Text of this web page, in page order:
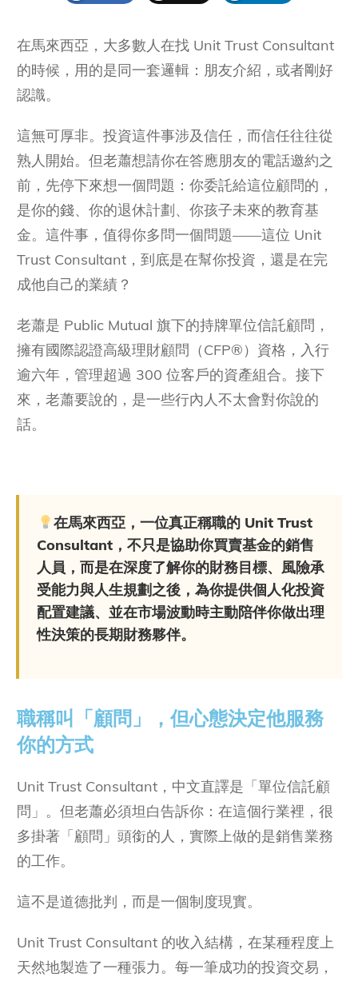
在馬來西亞，大多數人在找 Unit Trust Consultant
的時候，用的是同一套邏輯：朋友介紹，或者剛好
認識。
這無可厚非。投資這件事涉及信任，而信任往往從
熟人開始。但老蕭想請你在答應朋友的電話邀約之
前，先停下來想一個問題：你委託給這位顧問的，
是你的錢、你的退休計劃、你孩子未來的教育基
金。這件事，值得你多問一個問題——這位 Unit
Trust Consultant，到底是在幫你投資，還是在完
成他自己的業績？
老蕭是 Public Mutual 旗下的持牌單位信託顧問，
擁有國際認證高級理財顧問（CFP®）資格，入行
逾六年，管理超過 300 位客戶的資產組合。接下
來，老蕭要說的，是一些行內人不太會對你說的
話。
在馬來西亞，一位真正稱職的 Unit Trust
Consultant，不只是協助你買賣基金的銷售
人員，而是在深度了解你的財務目標、風險承
受能力與人生規劃之後，為你提供個人化投資
配置建議、並在市場波動時主動陪伴你做出理
性決策的長期財務夥伴。
職稱叫「顧問」，但心態決定他服務
你的方式
Unit Trust Consultant，中文直譯是「單位信託顧
問」。但老蕭必須坦白告訴你：在這個行業裡，很
多掛著「顧問」頭銜的人，實際上做的是銷售業務
的工作。
這不是道德批判，而是一個制度現實。
Unit Trust Consultant 的收入結構，在某種程度上
天然地製造了一種張力。每一筆成功的投資交易，